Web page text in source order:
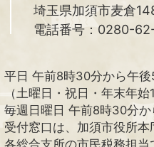
埼玉県加須市麦倉
電話番号：0280-62-
平日 午前8時30分から午後
（土曜日・祝日・年末年
毎週日曜日 午前8時30分か
受付窓口は、加須市役所本